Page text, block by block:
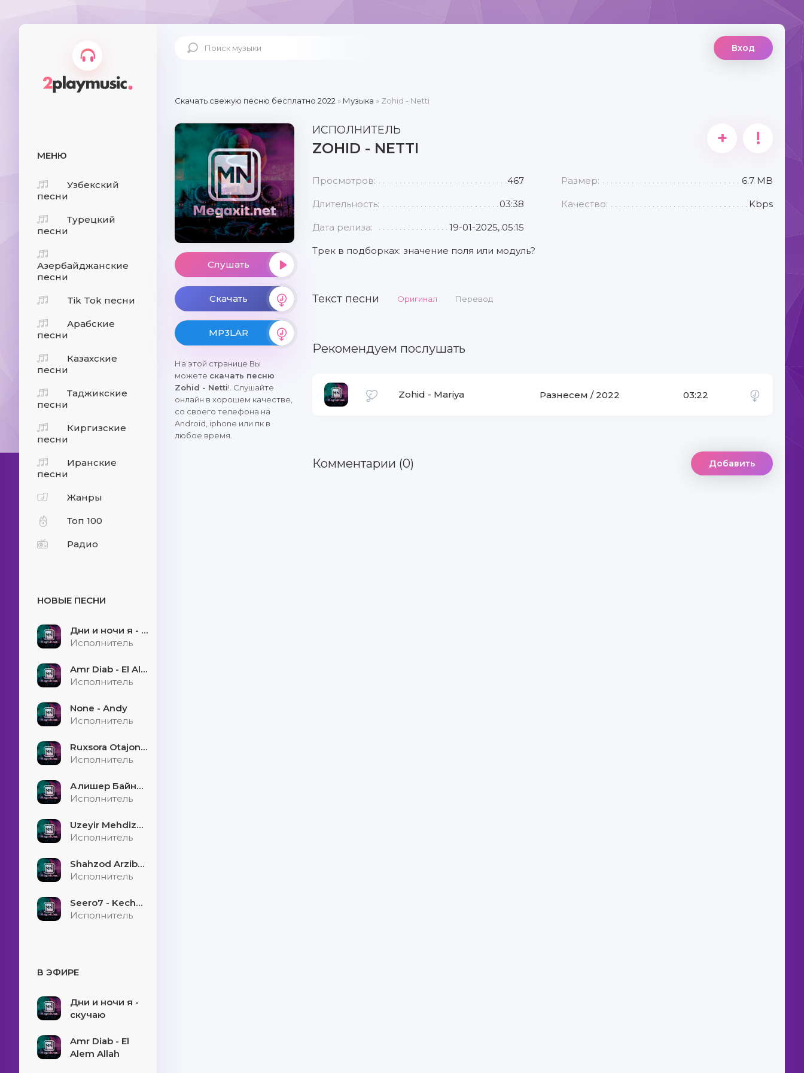
МЕНЮ
Узбекский
песни
Турецкий
песни
Азербайджанские
песни
Tik Tok песни
Арабские
песни
Казахские
песни
Таджикские
песни
Киргизские
песни
Иранские
песни
Жанры
Топ 100
Радио
НОВЫЕ ПЕСНИ
Дни и ночи я - скучаю
Исполнитель
Amr Diab - El Alem Allah
Исполнитель
None - Andy
Исполнитель
Ruxsora Otajonova & Bahrom Davr - Sevgimiz soxtamidi
Исполнитель
Алишер Байниязов - Қарауыллап
Исполнитель
Uzeyir Mehdizade - Hekaye
Исполнитель
Shahzod Arzibayev - Egilmasin yigitni boshi
Исполнитель
Seero7 - Kecholmadim
Исполнитель
В ЭФИРЕ
Дни и ночи я -
скучаю
Amr Diab - El
Alem Allah
Вход
Скачать свежую песню бесплатно 2022 » Музыка » Zohid - Netti
Слушать
Скачать
MP3LAR
На этой странице Вы
можете скачать песню
Zohid - Netti!. Слушайте
онлайн в хорошем качестве,
со своего телефона на
Android, iphone или пк в
любое время.
ИСПОЛНИТЕЛЬ
ZOHID - NETTI + !
Просмотров: 467 Размер: 6.7 MB
Длительность: 03:38 Качество: Kbps
Дата релиза: 19-01-2025, 05:15
Трек в подборках: значение поля или модуль?
Текст песни Оригинал Перевод
Рекомендуем послушать
Zohid - Mariya Разнесем / 2022 03:22
Комментарии (0) Добавить